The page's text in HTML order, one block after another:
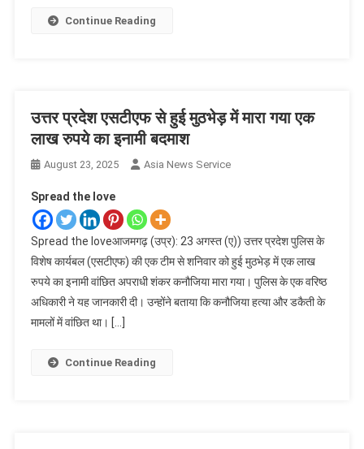
Continue Reading
उत्तर प्रदेश एसटीएफ से हुई मुठभेड़ में मारा गया एक
लाख रुपये का इनामी बदमाश
August 23, 2025 Asia News Service
Spread the love
Spread the loveआजमगढ़ (उप्र): 23 अगस्त (ए)) उत्तर प्रदेश पुलिस के
विशेष कार्यबल (एसटीएफ) की एक टीम से शनिवार को हुई मुठभेड़ में एक लाख
रुपये का इनामी वांछित अपराधी शंकर कनौजिया मारा गया। पुलिस के एक वरिष्ठ
अधिकारी ने यह जानकारी दी। उन्होंने बताया कि कनौजिया हत्या और डकैती के
मामलों में वांछित था। […]
Continue Reading